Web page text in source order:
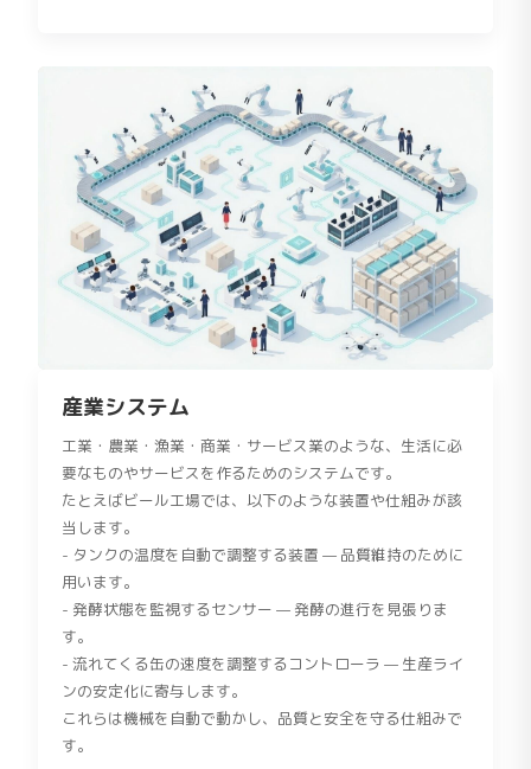
産業システム
工業・農業・漁業・商業・サービス業のような、生活に必
要なものやサービスを作るためのシステムです。
たとえばビール工場では、以下のような装置や仕組みが該
当します。
- タンクの温度を自動で調整する装置 — 品質維持のために
用います。
- 発酵状態を監視するセンサー — 発酵の進行を見張りま
す。
- 流れてくる缶の速度を調整するコントローラ — 生産ライ
ンの安定化に寄与します。
これらは機械を自動で動かし、品質と安全を守る仕組みで
す。